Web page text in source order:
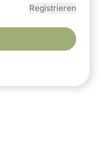
Registrieren